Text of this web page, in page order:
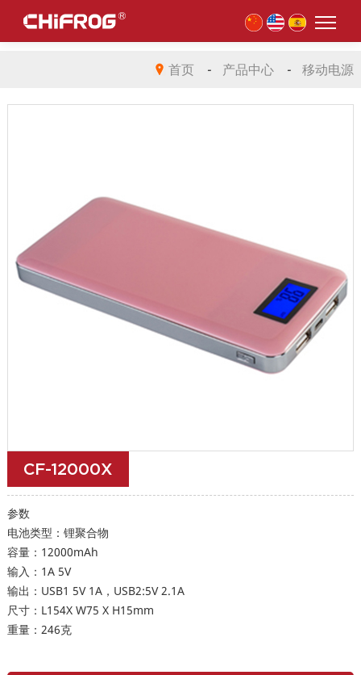
首页 - 产品中心 - 移动电源
CF-12000X
参数
电池类型：锂聚合物
容量：12000mAh
输入：1A 5V
输出：USB1 5V 1A，USB2:5V 2.1A
尺寸：L154X W75 X H15mm
重量：246克